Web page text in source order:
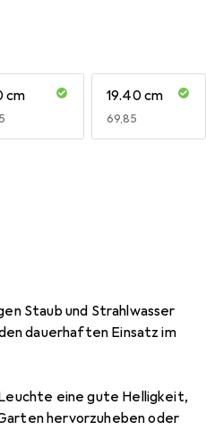
cm 19.40 cm
EUR
69,85
Staub und Strahlwasser
dauerhaften Einsatz im
eine gute Helligkeit,
hervorzuheben oder